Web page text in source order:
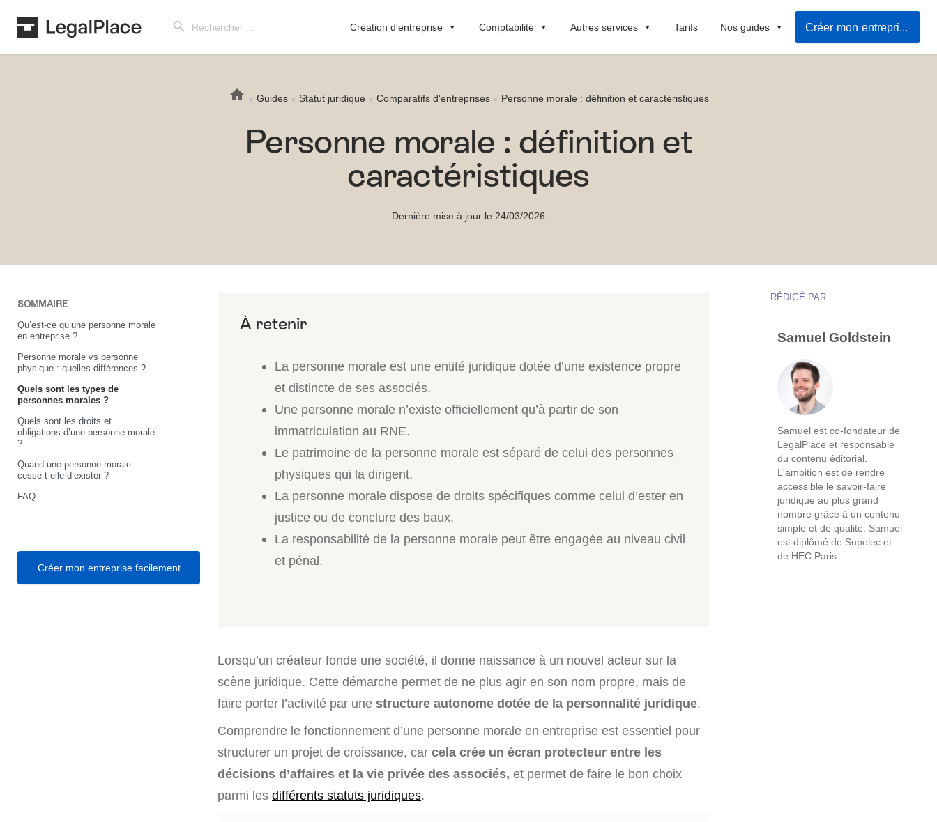
for:
Création d'entreprise Comptabilité Autres services Tarifs Nos guides Créer mon entreprise facilement
Guides Statut juridique Comparatifs d'entreprises Personne morale : définition et caractéristiques
Personne morale : définition et
caractéristiques
Dernière mise à jour le 24/03/2026
SOMMAIRE
Qu’est-ce qu’une personne morale
en entreprise ?
Personne morale vs personne
physique : quelles différences ?
Quels sont les types de
personnes morales ?
Quels sont les droits et
obligations d’une personne morale
?
Quand une personne morale
cesse-t-elle d’exister ?
FAQ
Créer mon entreprise facilement
La personne morale est une entité juridique dotée d’une existence propre
et distincte de ses associés.
Une personne morale n’existe officiellement qu’à partir de son
immatriculation au RNE.
Le patrimoine de la personne morale est séparé de celui des personnes
physiques qui la dirigent.
La personne morale dispose de droits spécifiques comme celui d’ester en
justice ou de conclure des baux.
La responsabilité de la personne morale peut être engagée au niveau civil
et pénal.
Lorsqu’un créateur fonde une société, il donne naissance à un nouvel acteur sur la
scène juridique. Cette démarche permet de ne plus agir en son nom propre, mais de
faire porter l’activité par une structure autonome dotée de la personnalité juridique.
Comprendre le fonctionnement d’une personne morale en entreprise est essentiel pour
structurer un projet de croissance, car cela crée un écran protecteur entre les
décisions d’affaires et la vie privée des associés, et permet de faire le bon choix
parmi les différents statuts juridiques.
RÉDIGÉ PAR
Samuel Goldstein
Samuel est co-fondateur de
LegalPlace et responsable
du contenu éditorial.
L'ambition est de rendre
accessible le savoir-faire
juridique au plus grand
nombre grâce à un contenu
simple et de qualité. Samuel
est diplômé de Supelec et
de HEC Paris